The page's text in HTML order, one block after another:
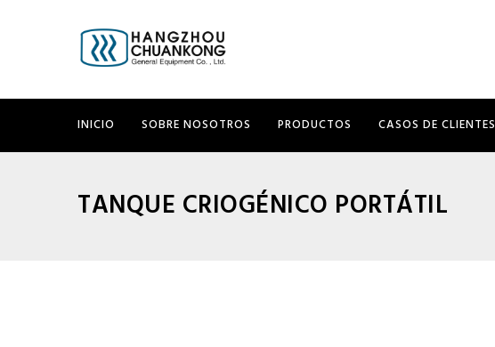
INICIO SOBRE NOSOTROS PRODUCTOS CASOS DE CLIENTES
TANQUE CRIOGÉNICO PORTÁTIL